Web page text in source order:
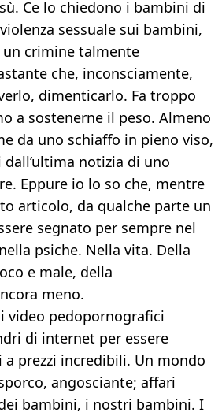
Ce lo chiedono i bambini di
sessuale sui bambini,
crimine talmente
che, inconsciamente,
dimenticarlo. Fa troppo
a sostenerne il peso. Almeno
da uno schiaffo in pieno viso,
notizia di uno
Eppure io lo so che, mentre
articolo, da qualche parte un
segnato per sempre nel
psiche. Nella vita. Della
e male, della
meno.
video pedopornografici
di internet per essere
prezzi incredibili. Un mondo
angosciante; affari
bambini, i nostri bambini. I